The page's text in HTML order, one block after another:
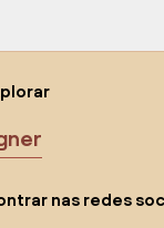
nas redes